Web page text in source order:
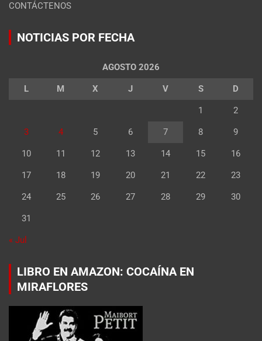
CONTÁCTENOS
NOTICIAS POR FECHA
AGOSTO 2026
L M X J V S D
1 2
3 4 5 6 7 8 9
10 11 12 13 14 15 16
17 18 19 20 21 22 23
24 25 26 27 28 29 30
31
« Jul
LIBRO EN AMAZON: COCAÍNA EN
MIRAFLORES